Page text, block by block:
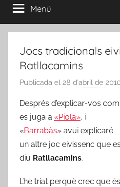
Menú
Jocs tradicionals
Ratllacamins
Publicada el 28 d'abril de
Després d’explicar-vos com
es juga a «Piola», i
«Barrabàs» avui explicaré
un altre joc eivissenc que es
diu Ratllacamins.
L’he triat perquè crec que